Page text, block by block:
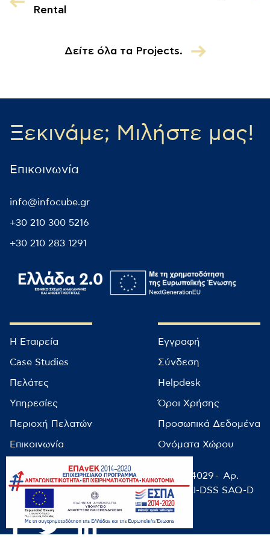
Rental
Δείτε όλα τα Projects.
Ξεκινάμε; Μιλήστε μας!
Επικοινωνία
info@infocube.gr
+30 210 300 5216
+30 210 283 1291
Η Εταιρεία
Case Studies
Πελάτες
Υπηρεσίες
Περιοχή Πελατών
Επικοινωνία
Εγγραφή
Σύνδεση
Helpdesk
Όροι Χρήσης
Προσωπικά Δεδομένα
Ονόματα Χώρου
© infocube 2022 - Αρ. Μητρώου ΕΕΤΤ: 14029 - Αρ.
ΓΕΜΗ: 9499501000 / NIST-CSF-2.0 / PCI-DSS SAQ-D